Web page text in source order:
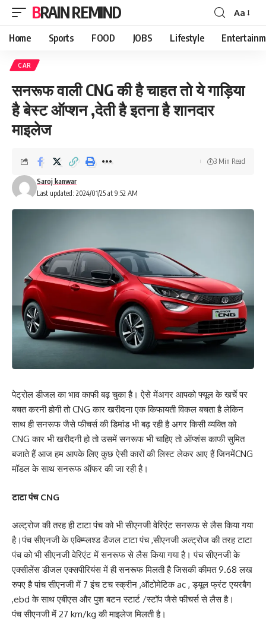
BRAIN REMIND
Font
Resizer
Aa
Home Sports FOOD JOBS Lifestyle
CAR
सनरूफ वाली CNG की है चाहत तो ये गाड़िया
है बेस्ट ऑप्शन ,देती है इतना है शानदार
माइलेज
Last updated: 2024/01/25 at 9:52 AM
Saroj kanwar
3 Min Read
पेट्रोल डीजल का भाव काफी बढ़ चुका है। ऐसे मेंअगर आपको फ्यूल के खर्चे पर
बचत करनी होगी तो CNG कार खरीदना एक किफायती विकल बचता है लेकिन
साथ ही सनरूफ जैसे फीचर्स की डिमांड भी बढ़ रही है अगर किसी व्यक्ति को
CNG कार भी खरीदनी हो तो उसमें सनरूफ भी चाहिए तो ऑप्शंस काफी सुमित
बजाते हैं आज हम आपके लिए कुछ ऐसी कारों की लिस्ट लेकर आए हैं जिनमेंCNG
मॉडल के साथ सनरूफ ऑफर की जा रही है।
टाटा पंच CNG
अल्ट्रोज की तरह ही टाटा पंच को भी सीएनजी वेरिएंट सनरूफ से लैस किया गया
है।पंच सीएनजी के एक्म्प्लिश्ड डैजल टाटा पंच ,सीएनजी अल्ट्रोज की तरह टाटा
पंच को भी सीएनजी वेरिएंट में सनरूफ से लैस किया गया है। पंच सीएनजी के
एक्सीलेंस डीजल एक्सपीरियंस में ही सनरूफ मिलती है जिसकी कीमत 9.68 लख
रुपए है पांच सीएनजी में 7 इंच टच स्क्रीन ,ऑटोमेटिक ac , ड्यूल फ्रंट एयरबैग
,ebd के साथ एबीएस और पुश बटन स्टार्ट /स्टॉप जैसे फीचर्स से लैस है।
पंच सीएनजी में 27 km/kg की माइलेज मिलती है।